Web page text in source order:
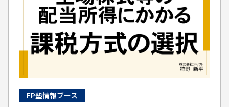
FP塾情報ブース